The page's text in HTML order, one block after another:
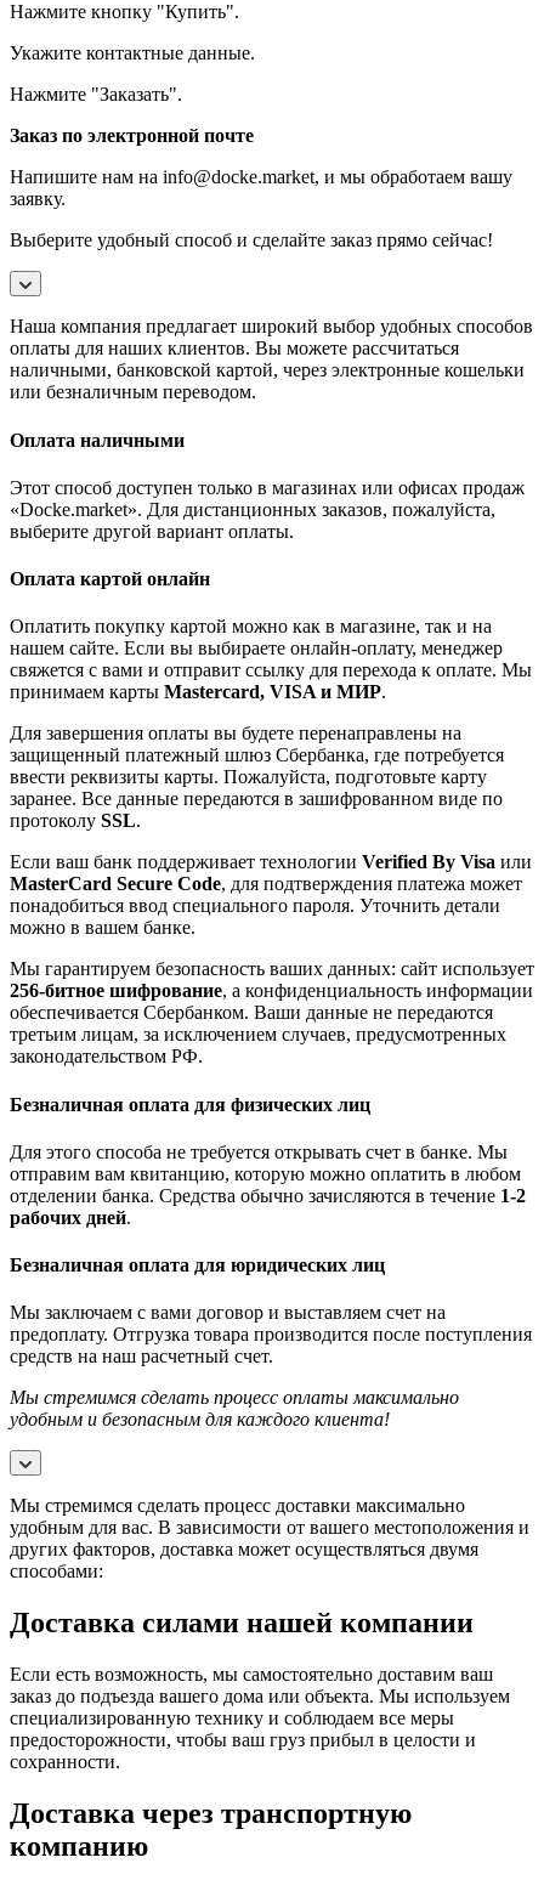
Нажмите кнопку "Купить".
Укажите контактные данные.
Нажмите "Заказать".
Заказ по электронной почте
Напишите нам на info@docke.market, и мы обработаем вашу
заявку.
Выберите удобный способ и сделайте заказ прямо сейчас!
Наша компания предлагает широкий выбор удобных способов
оплаты для наших клиентов. Вы можете рассчитаться
наличными, банковской картой, через электронные кошельки
или безналичным переводом.
Оплата наличными
Этот способ доступен только в магазинах или офисах продаж
«Docke.market». Для дистанционных заказов, пожалуйста,
выберите другой вариант оплаты.
Оплата картой онлайн
Оплатить покупку картой можно как в магазине, так и на
нашем сайте. Если вы выбираете онлайн-оплату, менеджер
свяжется с вами и отправит ссылку для перехода к оплате. Мы
принимаем карты Mastercard, VISA и МИР.
Для завершения оплаты вы будете перенаправлены на
защищенный платежный шлюз Сбербанка, где потребуется
ввести реквизиты карты. Пожалуйста, подготовьте карту
заранее. Все данные передаются в зашифрованном виде по
протоколу SSL.
Если ваш банк поддерживает технологии Verified By Visa или
MasterCard Secure Code, для подтверждения платежа может
понадобиться ввод специального пароля. Уточнить детали
можно в вашем банке.
Мы гарантируем безопасность ваших данных: сайт использует
256-битное шифрование, а конфиденциальность информации
обеспечивается Сбербанком. Ваши данные не передаются
третьим лицам, за исключением случаев, предусмотренных
законодательством РФ.
Безналичная оплата для физических лиц
Для этого способа не требуется открывать счет в банке. Мы
отправим вам квитанцию, которую можно оплатить в любом
отделении банка. Средства обычно зачисляются в течение 1-2
рабочих дней.
Безналичная оплата для юридических лиц
Мы заключаем с вами договор и выставляем счет на
предоплату. Отгрузка товара производится после поступления
средств на наш расчетный счет.
Мы стремимся сделать процесс оплаты максимально
удобным и безопасным для каждого клиента!
Мы стремимся сделать процесс доставки максимально
удобным для вас. В зависимости от вашего местоположения и
других факторов, доставка может осуществляться двумя
способами:
Доставка силами нашей компании
Если есть возможность, мы самостоятельно доставим ваш
заказ до подъезда вашего дома или объекта. Мы используем
специализированную технику и соблюдаем все меры
предосторожности, чтобы ваш груз прибыл в целости и
сохранности.
Доставка через транспортную
компанию